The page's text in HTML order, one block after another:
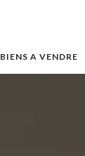
BIENS A VENDRE